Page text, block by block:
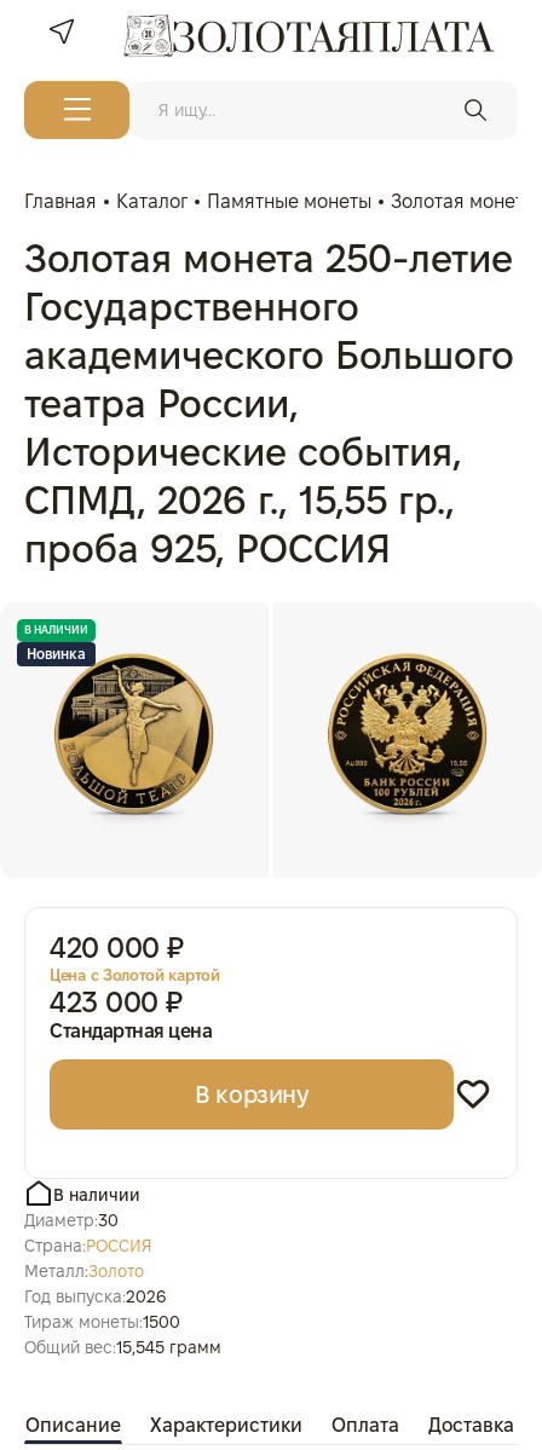
Главная Каталог Памятные монеты Золотая
Золотая монета 250‑летие
Государственного
академического Большого
театра России,
Исторические события,
СПМД, 2026 г., 15,55 гр.,
проба 925, РОССИЯ
В НАЛИЧИИ
Новинка
420 000 ₽
Цена с Золотой картой
423 000 ₽
Стандартная цена
В корзину
В наличии
Диаметр:30
Страна:РОССИЯ
Металл:Золото
Год выпуска:2026
Тираж монеты:1500
Общий вес:15,545 грамм
Описание Характеристики Оплата Доставка